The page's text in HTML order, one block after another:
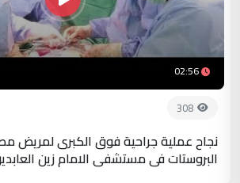
02:56
308
نجاح عملية جراحية فوق الكبرى لمريض
البروستات في مستشفى الامام زين